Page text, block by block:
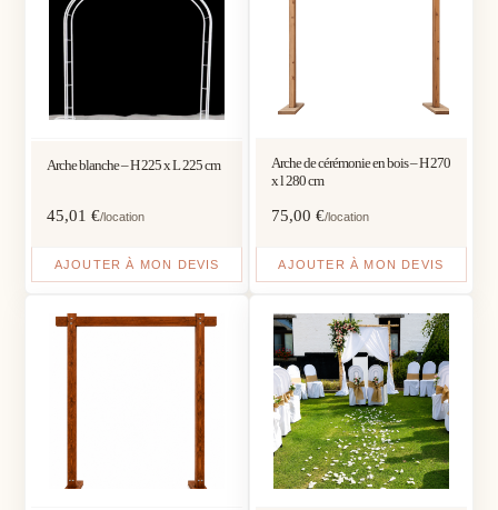
Arche blanche – H 225 x L 225 cm
45,01€/location
AJOUTER À MON DEVIS
Arche de cérémonie en bois – H 270
x l 280 cm
75,00 €/location
AJOUTER À MON DEVIS